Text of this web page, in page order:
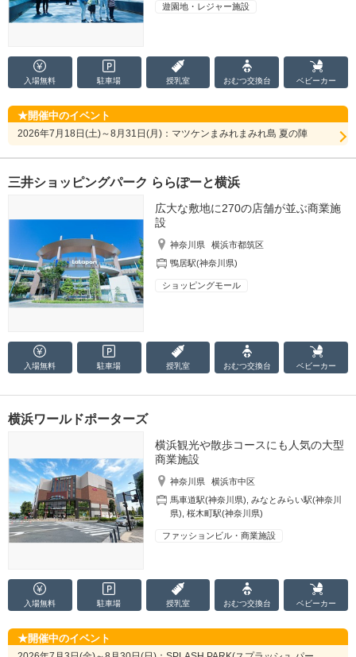
遊園地・レジャー施設
入場無料 駐車場 授乳室 おむつ交換台 ベビーカー
開催中のイベント
2026年7月18日(土)～8月31日(月)：マツケンまみれまみれ島 夏の陣
三井ショッピングパーク ららぽーと横浜
広大な敷地に270の店舗が並ぶ商業施
設
神奈川県
横浜市都筑区
鴨居駅(神奈川県)
ショッピングモール
入場無料 駐車場 授乳室 おむつ交換台 ベビーカー
横浜ワールドポーターズ
横浜観光や散歩コースにも人気の大型
商業施設
神奈川県
横浜市中区
馬車道駅(神奈川県) ,みなとみらい駅(神奈川
県) ,桜木町駅(神奈川県)
ファッションビル・商業施設
入場無料 駐車場 授乳室 おむつ交換台 ベビーカー
開催中のイベント